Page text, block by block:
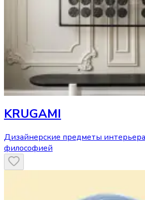
KRUGAMI
Дизайнерские предметы интерьера
философией